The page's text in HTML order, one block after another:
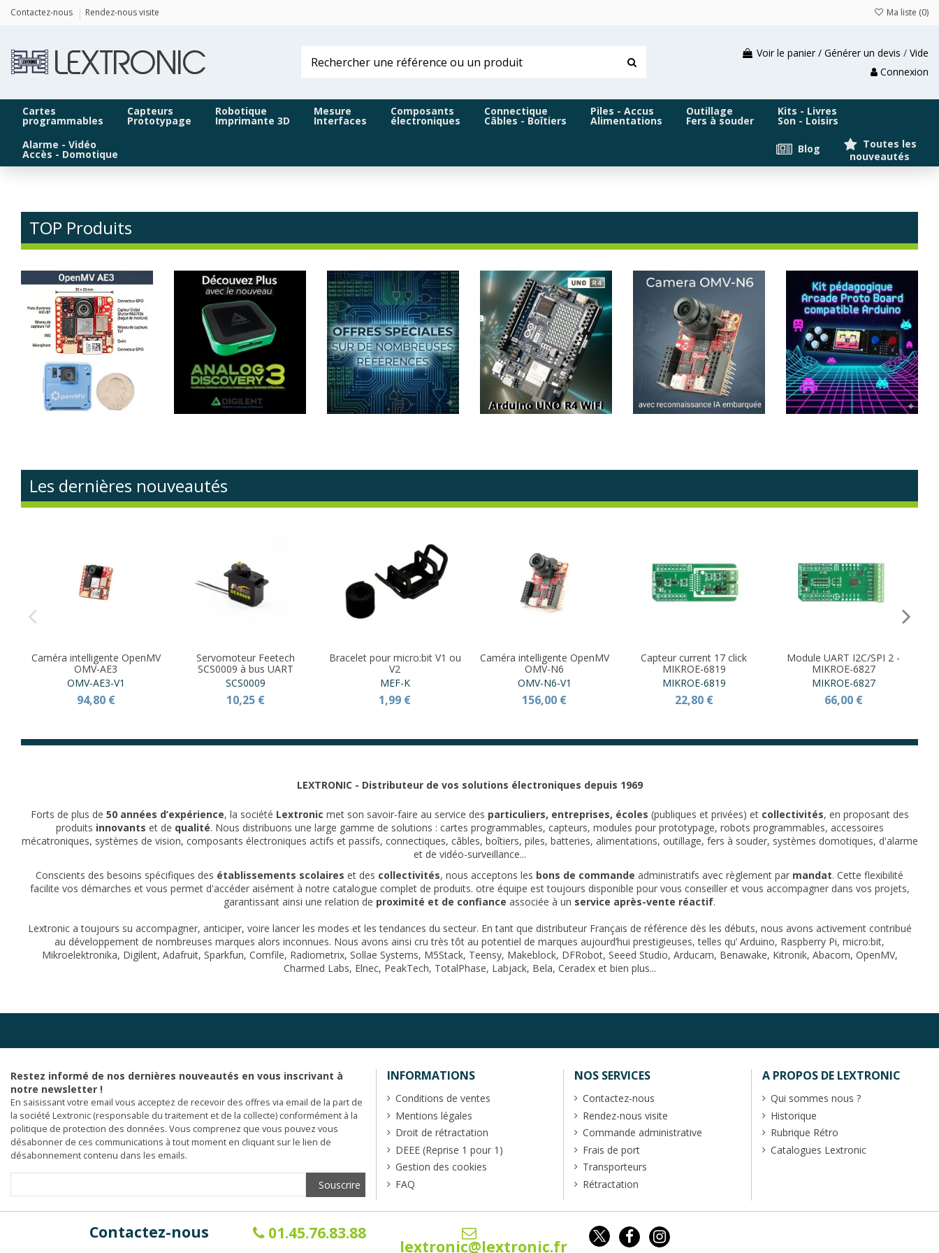
Contactez-nous Rendez-nous visite Ma liste (0)
Voir le panier / Générer un devis / Vide
Connexion
Cartes
programmables
Capteurs
Prototypage
Robotique
Imprimante 3D
Mesure
Interfaces
Composants
électroniques
Connectique
Câbles - Boîtiers
Piles - Accus
Alimentations
Outillage
Fers à souder
Kits - Livres
Son - Loisirs
Alarme - Vidéo
Accès - Domotique
Toutes les
nouveautés
Blog
TOP Produits
Les dernières nouveautés
Caméra intelligente OpenMV
OMV-AE3
OMV-AE3-V1
94,80 €
Servomoteur Feetech
SCS0009 à bus UART
SCS0009
10,25 €
Bracelet pour micro:bit V1 ou
V2
MEF-K
1,99 €
Caméra intelligente OpenMV
OMV-N6
OMV-N6-V1
156,00 €
Capteur current 17 click
MIKROE-6819
MIKROE-6819
22,80 €
Module UART I2C/SPI 2 -
MIKROE-6827
MIKROE-6827
66,00 €
LEXTRONIC - Distributeur de vos solutions électroniques depuis 1969
Forts de plus de 50 années d’expérience, la société Lextronic met son savoir-faire au service des particuliers, entreprises, écoles (publiques et privées) et collectivités, en proposant des
produits innovants et de qualité. Nous distribuons une large gamme de solutions : cartes programmables, capteurs, modules pour prototypage, robots programmables, accessoires
mécatroniques, systèmes de vision, composants électroniques actifs et passifs, connectiques, câbles, boîtiers, piles, batteries, alimentations, outillage, fers à souder, systèmes domotiques, d'alarme
et de vidéo-surveillance...
Conscients des besoins spécifiques des établissements scolaires et des collectivités, nous acceptons les bons de commande administratifs avec règlement par mandat. Cette flexibilité
facilite vos démarches et vous permet d'accéder aisément à notre catalogue complet de produits. otre équipe est toujours disponible pour vous conseiller et vous accompagner dans vos projets,
garantissant ainsi une relation de proximité et de confiance associée à un service après-vente réactif.
Lextronic a toujours su accompagner, anticiper, voire lancer les modes et les tendances du secteur. En tant que distributeur Français de référence dès les débuts, nous avons activement contribué
au développement de nombreuses marques alors inconnues. Nous avons ainsi cru très tôt au potentiel de marques aujourd’hui prestigieuses, telles qu’ Arduino, Raspberry Pi, micro:bit,
Mikroelektronika, Digilent, Adafruit, Sparkfun, Comfile, Radiometrix, Sollae Systems, M5Stack, Teensy, Makeblock, DFRobot, Seeed Studio, Arducam, Benawake, Kitronik, Abacom, OpenMV,
Charmed Labs, Elnec, PeakTech, TotalPhase, Labjack, Bela, Ceradexet bien plus...
Restez informé de nos dernières nouveautés en vous inscrivant à
notre newsletter !
En saisissant votre email vous acceptez de recevoir des offres via email de la part de
la société Lextronic (responsable du traitement et de la collecte) conformément à la
politique de protection des données. Vous comprenez que vous pouvez vous
désabonner de ces communications à tout moment en cliquant sur le lien de
désabonnement contenu dans les emails.
INFORMATIONS
Conditions de ventes
Mentions légales
Droit de rétractation
DEEE (Reprise 1 pour 1)
Gestion des cookies
FAQ
NOS SERVICES
Contactez-nous
Rendez-nous visite
Commande administrative
Frais de port
Transporteurs
Rétractation
A PROPOS DE LEXTRONIC
Qui sommes nous ?
Historique
Rubrique Rétro
Catalogues Lextronic
Contactez-nous 01.45.76.83.88
lextronic@lextronic.fr
Panneau de gestion des cookies